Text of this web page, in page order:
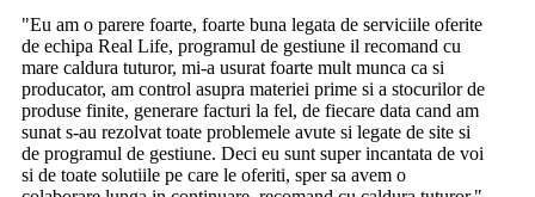
"Eu am o parere foarte, foarte buna legata de serviciile oferite
de echipa Real Life, programul de gestiune il recomand cu
mare caldura tuturor, mi-a usurat foarte mult munca ca si
producator, am control asupra materiei prime si a stocurilor de
produse finite, generare facturi la fel, de fiecare data cand am
sunat s-au rezolvat toate problemele avute si legate de site si
de programul de gestiune. Deci eu sunt super incantata de voi
si de toate solutiile pe care le oferiti, sper sa avem o